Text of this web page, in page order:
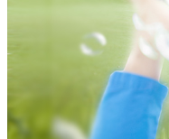
갤러리마당